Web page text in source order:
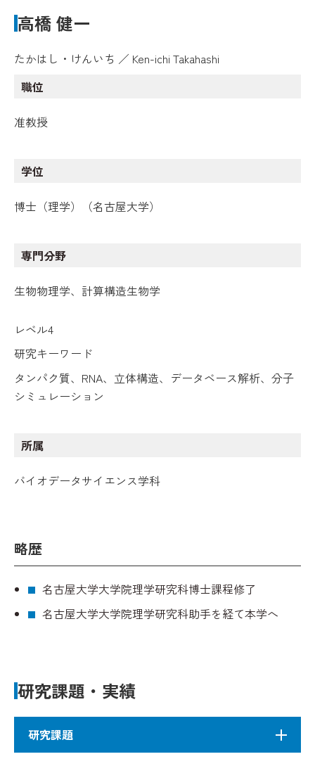
高橋 健一
たかはし・けんいち ／ Ken-ichi Takahashi
職位
准教授
学位
博士（理学）（名古屋大学）
専門分野
生物物理学、計算構造生物学
レベル4
研究キーワード
タンパク質、RNA、立体構造、データベース解析、分子
シミュレーション
所属
バイオデータサイエンス学科
略歴
名古屋大学大学院理学研究科博士課程修了
名古屋大学大学院理学研究科助手を経て本学へ
研究課題・実績
研究課題